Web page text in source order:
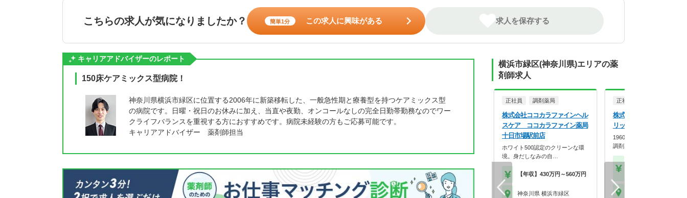
こちらの求人が気になりましたか？ 簡単1分 この求人に興味がある 求人を保存する
キャリアアドバイザーのレポート
150床ケアミックス型病院！
神奈川県横浜市緑区に位置する2006年に新築移転した、一般急性期と療養型を持つケアミックス型
の病院です。日曜・祝日のお休みに加え、当直や夜勤、オンコールなしの完全日勤帯勤務なのでワー
クライフバランスを重視する方におすすめです。病院未経験の方もご応募可能です。
キャリアアドバイザー 薬剤師担当
横浜市緑区(神奈川県)エリアの薬
剤師求人
正社員 調剤薬局
株式会社ココカラファインヘル
スケア ココカラファイン薬局
十日市場駅前店
ホワイト500認定のクリーンな環
境。身だしなみの自…
【年収】430万円～560万円
神奈川県 横浜市緑区
正社員
株式会社大信薬局 株式
リット 大信薬局長津田店
1960年創業。地域に必要と
調剤薬局・ドラッ…